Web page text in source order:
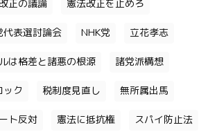
正の議論 憲法改正を止めろ
代表選討論会 NHK党 立花孝志
は格差と諸悪の根源 諸党派構想
ック 税制度見直し 無所属出馬
ト反対 憲法に抵抗権 スパイ防止法